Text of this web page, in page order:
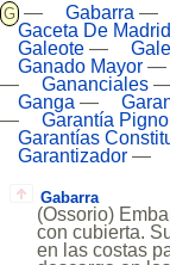
G — Gabarra —
Gaceta De Madrid
Galeote —
Ganado Mayor —
—
Gananciales
Ganga —
—
Garantía
Garantías
Garantizador —
Gabarra
(Ossorio)
con cubierta.
en las costas